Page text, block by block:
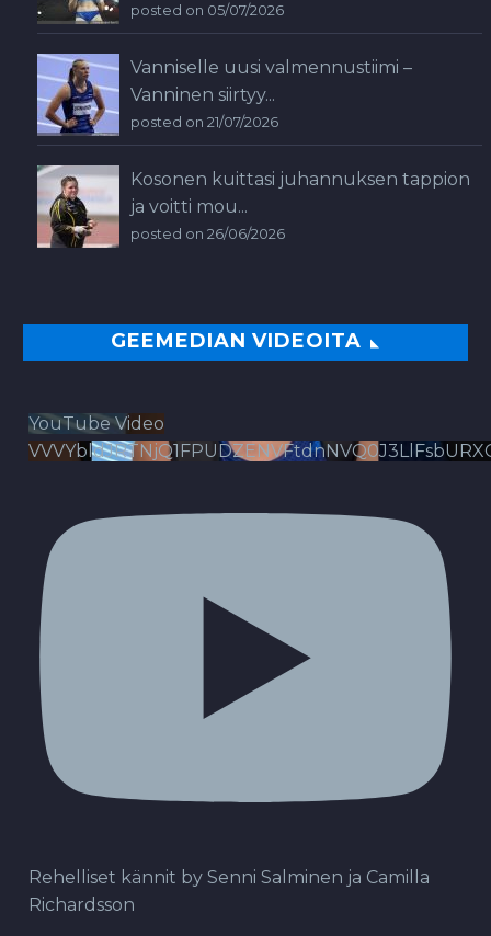
posted on 05/07/2026
Vanniselle uusi valmennustiimi –
Vanninen siirtyy...
posted on 21/07/2026
Kosonen kuittasi juhannuksen tappion
ja voitti mou...
posted on 26/06/2026
GEEMEDIAN VIDEOITA
YouTube Video
Rehelliset kännit by Senni Salminen ja Camilla
Richardsson